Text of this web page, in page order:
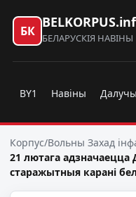
БК БЕЛАРУСКІЯ НАВІНЫ
BY1 Навіны
Корпус/Вольны Захад
21 лютага
старажытныя карані